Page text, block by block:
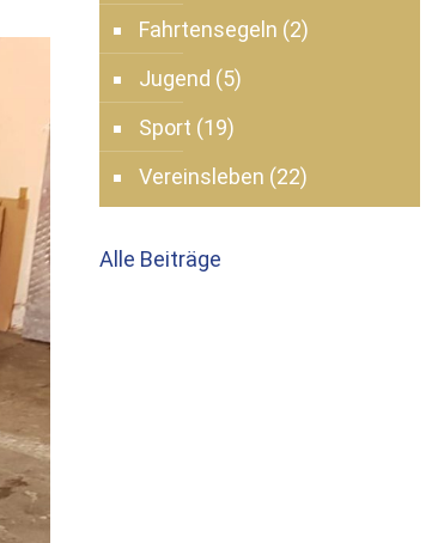
Fahrtensegeln (2)
Jugend (5)
Sport (19)
Vereinsleben (22)
Alle Beiträge